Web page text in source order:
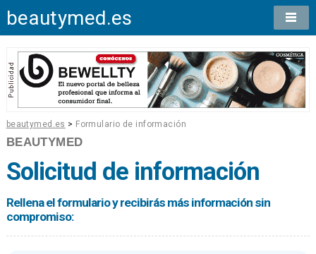
beautymed.es
beautymed.es > Formulario de información
BEAUTYMED
Solicitud de información
Rellena el formulario y recibirás más información sin
compromiso: